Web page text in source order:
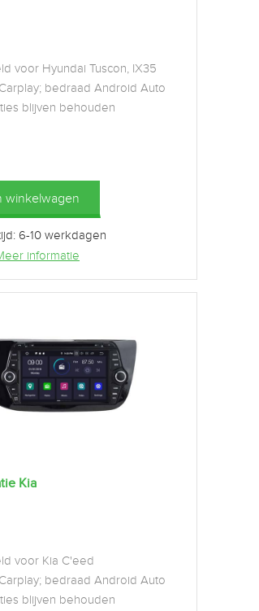
voor Hyundai Tuscon, IX35
bedraad Android Auto
blijven behouden
winkelwagen
6-10 werkdagen
informatie
Kia
voor Kia C'eed
bedraad Android Auto
blijven behouden